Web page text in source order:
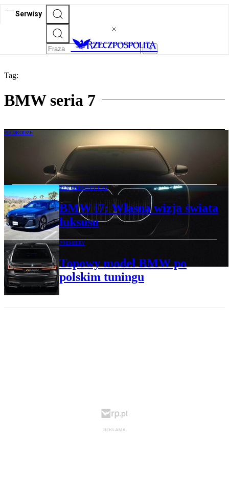
Serwisy
Tag:
BMW seria 7
PO DRODZE
Historia BMW serii 7: Forwardyzm w
wersji retro
TEN PIERWSZY RAZ
BMW i7: Własna wizja świata
luksusu
PREMIERY
Topowy model BMW po
polskim tuningu